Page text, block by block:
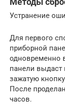
Устранение
Для первого
приборной
одновременно
панели выдаст
зажатую
После
часов.